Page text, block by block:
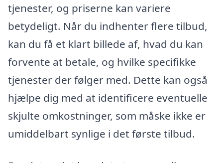
tjenester, og priserne kan variere
betydeligt. Når du indhenter flere tilbud,
kan du få et klart billede af, hvad du kan
forvente at betale, og hvilke specifikke
tjenester der følger med. Dette kan også
hjælpe dig med at identificere eventuelle
skjulte omkostninger, som måske ikke er
umiddelbart synlige i det første tilbud.